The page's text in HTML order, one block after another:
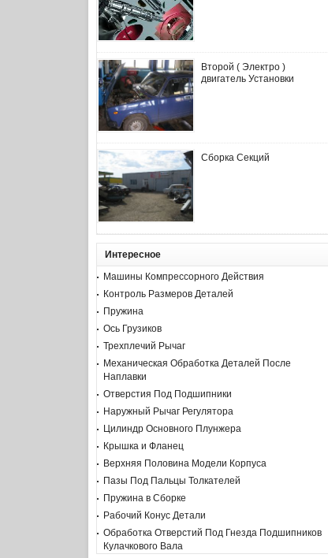
Второй ( Электро )
двигатель Установки
Сборка Секций
Интересное
Машины Компрессорного Действия
Контроль Размеров Деталей
Пружина
Ось Грузиков
Трехплечий Рычаг
Механическая Обработка Деталей После
Наплавки
Отверстия Под Подшипники
Наружный Рычаг Регулятора
Цилиндр Основного Плунжера
Крышка и Фланец
Верхняя Половина Модели Корпуса
Пазы Под Пальцы Толкателей
Пружина в Сборке
Рабочий Конус Детали
Обработка Отверстий Под Гнезда Подшипников
Кулачкового Вала